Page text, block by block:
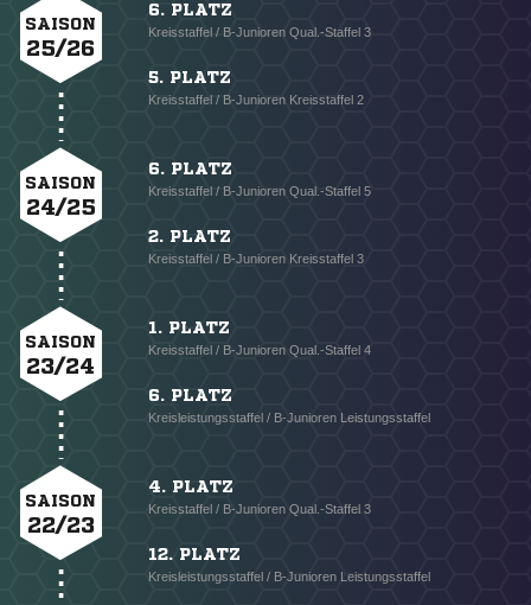
SAISON
25/26
6. PLATZ
Kreisstaffel / B-Junioren Qual.-Staffel 3
5. PLATZ
Kreisstaffel / B-Junioren Kreisstaffel 2
SAISON
24/25
6. PLATZ
Kreisstaffel / B-Junioren Qual.-Staffel 5
2. PLATZ
Kreisstaffel / B-Junioren Kreisstaffel 3
SAISON
23/24
1. PLATZ
Kreisstaffel / B-Junioren Qual.-Staffel 4
6. PLATZ
Kreisleistungsstaffel / B-Junioren Leistungsstaffel
SAISON
22/23
4. PLATZ
Kreisstaffel / B-Junioren Qual.-Staffel 3
12. PLATZ
Kreisleistungsstaffel / B-Junioren Leistungsstaffel